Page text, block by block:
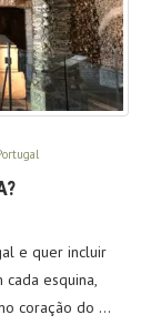
e quer incluir
esquina,
coração do …